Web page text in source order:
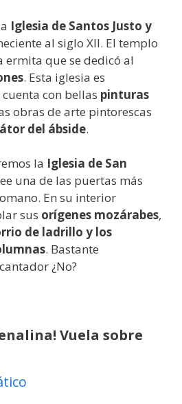
Iglesia de Santos Justo y
al siglo XII. El templo
ermita que se dedicó al
. Esta iglesia es
con bellas pinturas
obras de arte pintorescas
del ábside.
la Iglesia de San
una de las puertas más
En su interior
sus orígenes mozárabes,
de ladrillo y los
. Bastante
¿No?
Vuela sobre